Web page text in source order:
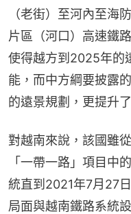
（老街）至河內至海
片區（河口）高速鐵
使得越方到2025年的
能，而中方綱要披露
的遠景規劃，更提升
對越南來說，該國雖
「一帶一路」項目中
統直到2021年7月27
局面與越南鐵路系統